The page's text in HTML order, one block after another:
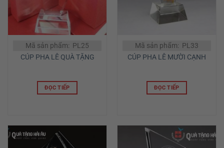
Mã sản phẩm: PL25
CÚP PHA LÊ QUÀ TẶNG
ĐỌC TIẾP
Mã sản phẩm: PL33
CÚP PHA LÊ MƯỜI CẠNH
ĐỌC TIẾP